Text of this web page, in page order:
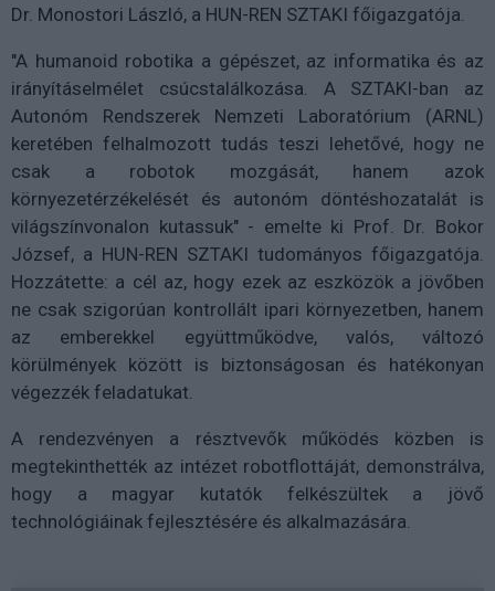
Dr. Monostori László, a HUN-REN SZTAKI főigazgatója.
"A humanoid robotika a gépészet, az informatika és az
irányításelmélet csúcstalálkozása. A SZTAKI-ban az
Autonóm Rendszerek Nemzeti Laboratórium (ARNL)
keretében felhalmozott tudás teszi lehetővé, hogy ne
csak a robotok mozgását, hanem azok
környezetérzékelését és autonóm döntéshozatalát is
világszínvonalon kutassuk" - emelte ki Prof. Dr. Bokor
József, a HUN-REN SZTAKI tudományos főigazgatója.
Hozzátette: a cél az, hogy ezek az eszközök a jövőben
ne csak szigorúan kontrollált ipari környezetben, hanem
az emberekkel együttműködve, valós, változó
körülmények között is biztonságosan és hatékonyan
végezzék feladatukat.
A rendezvényen a résztvevők működés közben is
megtekinthették az intézet robotflottáját, demonstrálva,
hogy a magyar kutatók felkészültek a jövő
technológiáinak fejlesztésére és alkalmazására.